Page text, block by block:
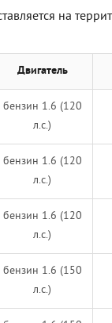
на
Двигатель
бензин 1.6 (120
л.с.)
бензин 1.6 (120
л.с.)
бензин 1.6 (120
л.с.)
бензин 1.6 (150
л.с.)